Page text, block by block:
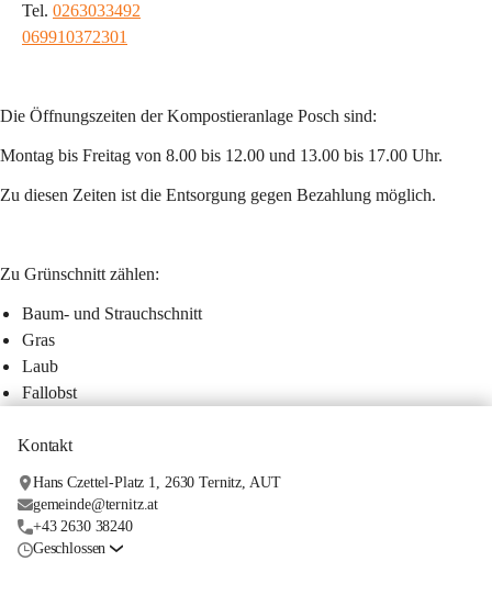
Tel. 0263033492
069910372301
Die Öffnungszeiten der Kompostieranlage Posch sind:
Montag bis Freitag von 8.00 bis 12.00 und 13.00 bis 17.00 Uhr.
Zu diesen Zeiten ist die Entsorgung gegen Bezahlung möglich.
Zu Grünschnitt zählen:
Baum- und Strauchschnitt
Gras
Laub
Fallobst
Kontakt
Hans Czettel-Platz 1, 2630 Ternitz, AUT
gemeinde@ternitz.at
+43 2630 38240
Geschlossen